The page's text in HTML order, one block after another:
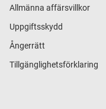
Allmänna affärsvillkor
Uppgiftsskydd
Ångerrätt
Tillgänglighetsförklaring